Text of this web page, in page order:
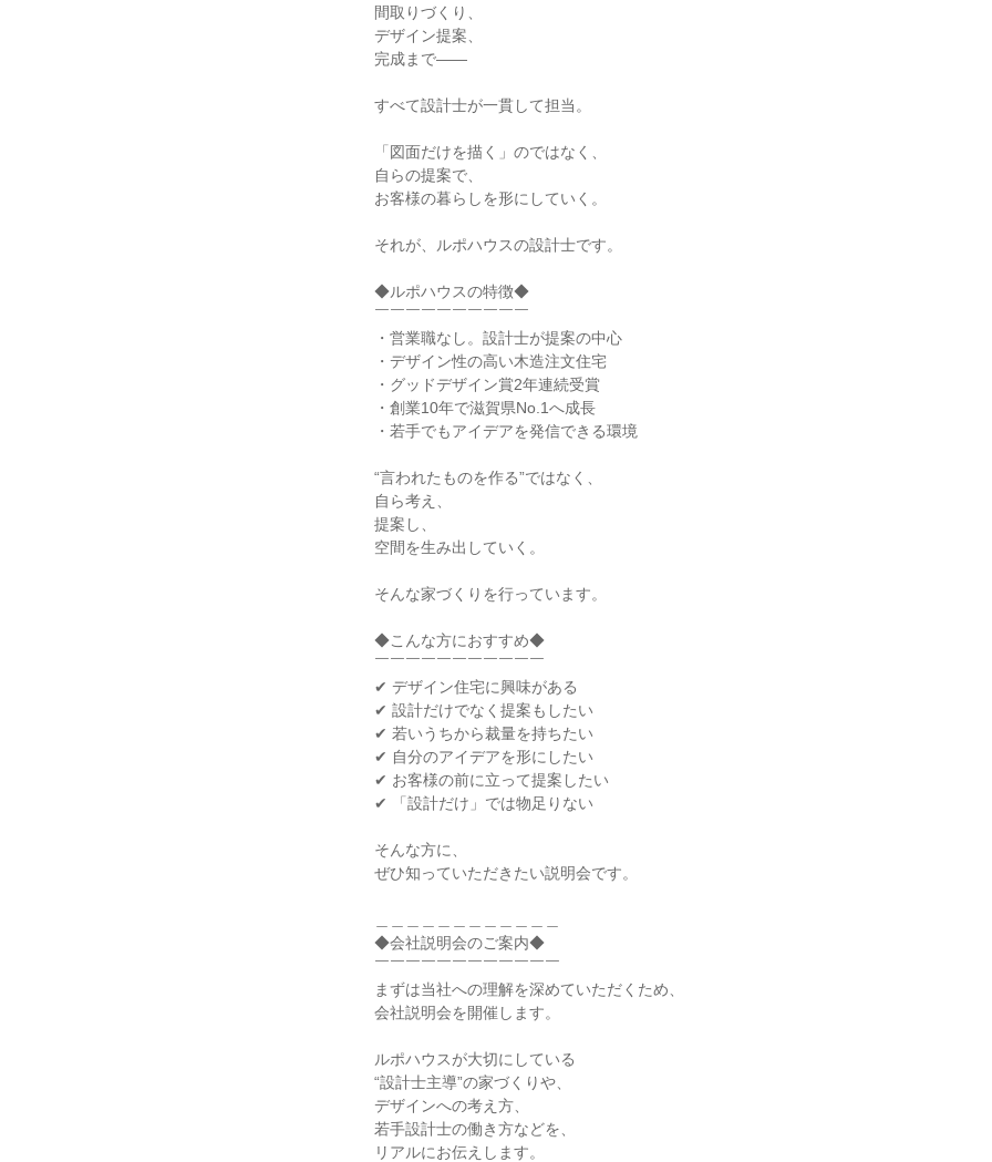
間取りづくり、
デザイン提案、
完成まで――
すべて設計士が一貫して担当。
「図面だけを描く」のではなく、
自らの提案で、
お客様の暮らしを形にしていく。
それが、ルポハウスの設計士です。
◆ルポハウスの特徴◆
￣￣￣￣￣￣￣￣￣￣
・営業職なし。設計士が提案の中心
・デザイン性の高い木造注文住宅
・グッドデザイン賞2年連続受賞
・創業10年で滋賀県No.1へ成長
・若手でもアイデアを発信できる環境
“言われたものを作る”ではなく、
自ら考え、
提案し、
空間を生み出していく。
そんな家づくりを行っています。
◆こんな方におすすめ◆
￣￣￣￣￣￣￣￣￣￣￣
✔ デザイン住宅に興味がある
✔ 設計だけでなく提案もしたい
✔ 若いうちから裁量を持ちたい
✔ 自分のアイデアを形にしたい
✔ お客様の前に立って提案したい
✔ 「設計だけ」では物足りない
そんな方に、
ぜひ知っていただきたい説明会です。
◆会社説明会のご案内◆
￣￣￣￣￣￣￣￣￣￣￣￣
まずは当社への理解を深めていただくため、
会社説明会を開催します。
ルポハウスが大切にしている
“設計士主導”の家づくりや、
デザインへの考え方、
若手設計士の働き方などを、
リアルにお伝えします。